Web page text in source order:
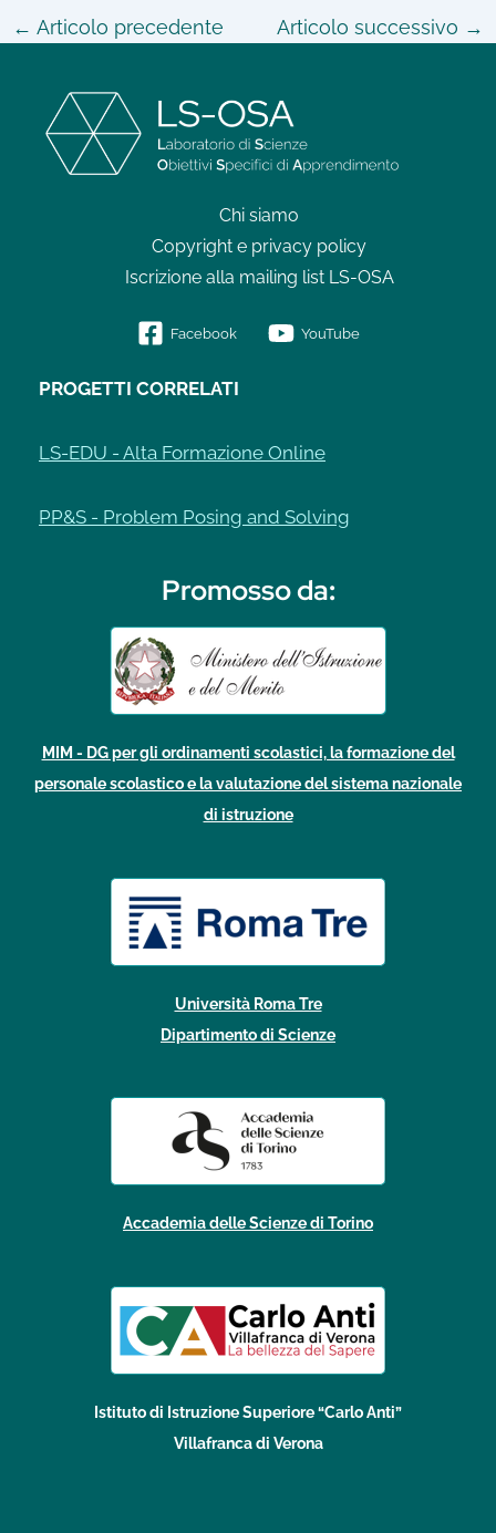
← Articolo precedente Articolo successivo →
Chi siamo
Copyright e privacy policy
Iscrizione alla mailing list LS-OSA
Facebook YouTube
PROGETTI CORRELATI
LS-EDU - Alta Formazione Online
PP&S - Problem Posing and Solving
Promosso da:
MIM - DG per gli ordinamenti scolastici, la formazione del
personale scolastico e la valutazione del sistema nazionale
di istruzione
Università Roma Tre
Dipartimento di Scienze
Accademia delle Scienze di Torino
Istituto di Istruzione Superiore “Carlo Anti”
Villafranca di Verona